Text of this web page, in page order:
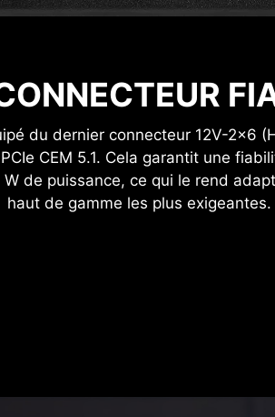
du dernier connecteur 12V-2x6
CEM 5.1. Cela garantit une
de puissance, ce qui le rend
haut de gamme les plus exigeantes.